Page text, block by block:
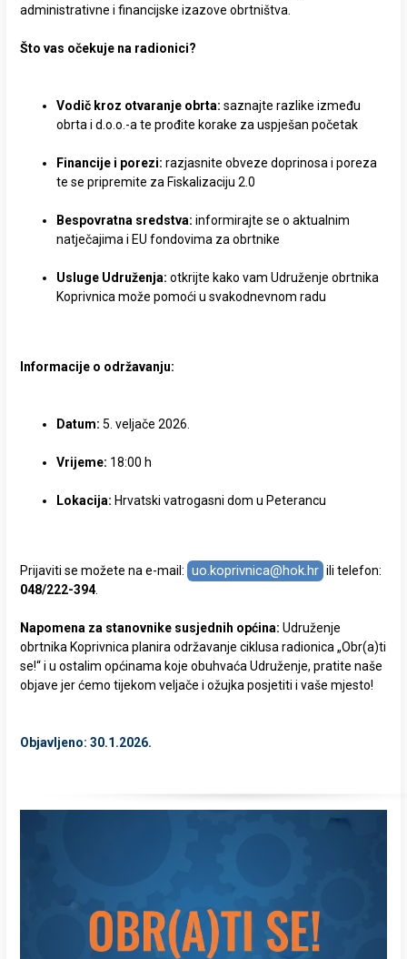
administrativne i financijske izazove obrtništva.
Što vas očekuje na radionici?
Vodič kroz otvaranje obrta: saznajte razlike između
obrta i d.o.o.-a te prođite korake za uspješan početak
Financije i porezi: razjasnite obveze doprinosa i poreza
te se pripremite za Fiskalizaciju 2.0
Bespovratna sredstva: informirajte se o aktualnim
natječajima i EU fondovima za obrtnike
Usluge Udruženja: otkrijte kako vam Udruženje obrtnika
Koprivnica može pomoći u svakodnevnom radu
Informacije o održavanju:
Datum: 5. veljače 2026.
Vrijeme: 18:00 h
Lokacija: Hrvatski vatrogasni dom u Peterancu
Prijaviti se možete na e-mail: uo.koprivnica@hok.hr ili telefon:
048/222-394.
Napomena za stanovnike susjednih općina: Udruženje
obrtnika Koprivnica planira održavanje ciklusa radionica „Obr(a)ti
se!“ i u ostalim općinama koje obuhvaća Udruženje, pratite naše
objave jer ćemo tijekom veljače i ožujka posjetiti i vaše mjesto!
Objavljeno: 30.1.2026.